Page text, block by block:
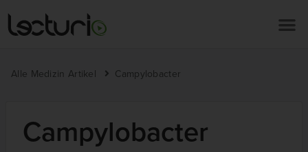
Alle Medizin Artikel Campylobacter
Campylobacter